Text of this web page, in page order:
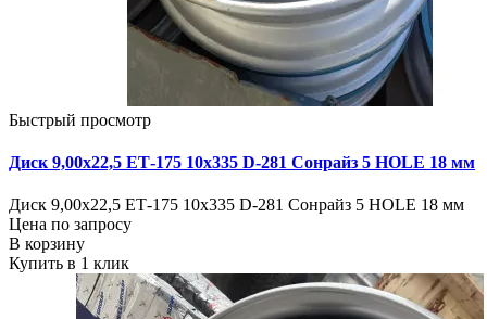
Быстрый просмотр
Диск 9,00х22,5 ЕТ-175 10х335 D-281 Сонрайз 5 HOLE 18 мм
Диск 9,00х22,5 ЕТ-175 10х335 D-281 Сонрайз 5 HOLE 18 мм
Цена по запросу
В корзину
Купить в 1 клик